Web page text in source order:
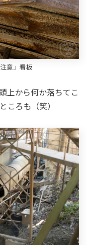
意」看板
上から何か落ちてこ
ころも（笑）